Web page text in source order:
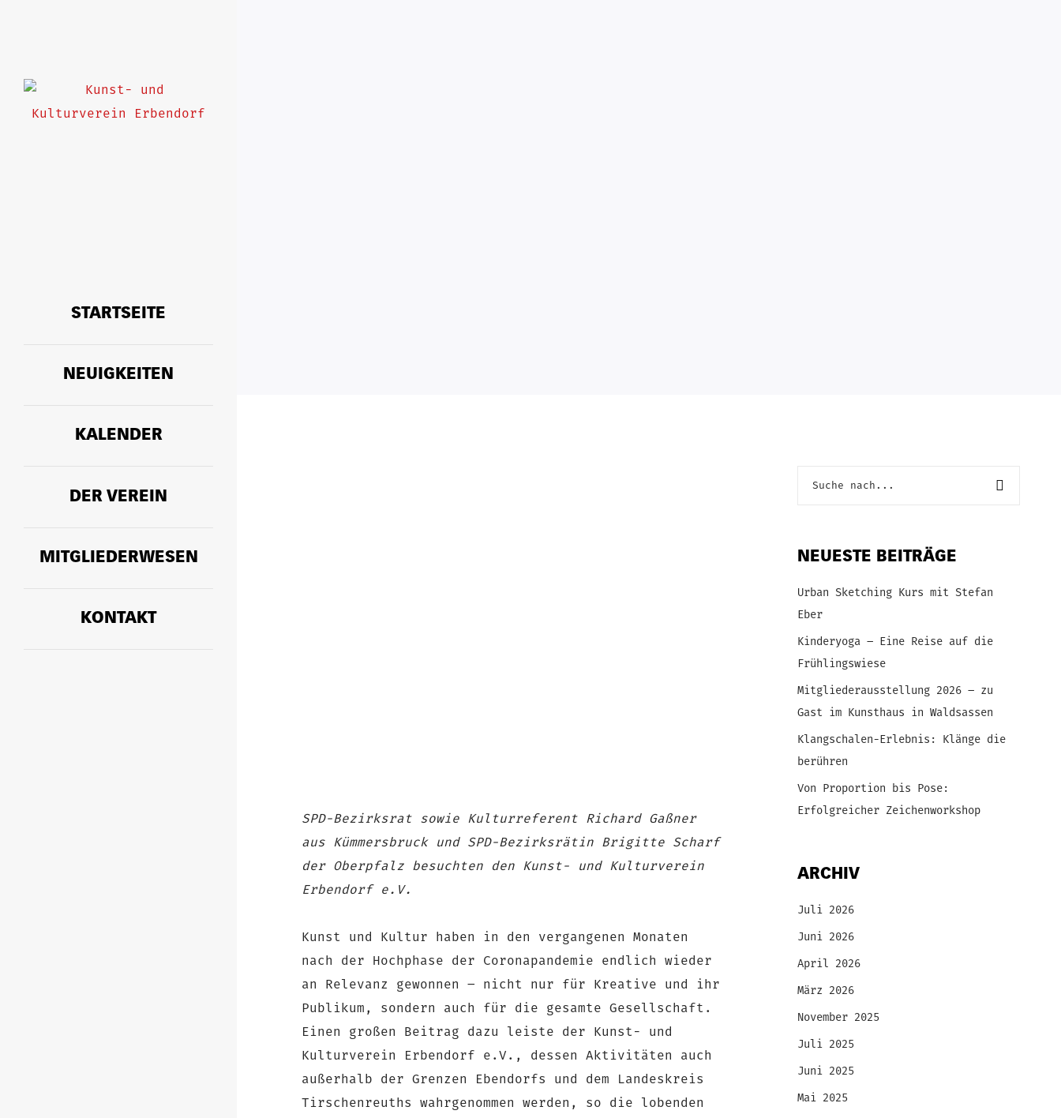
STARTSEITE
NEUIGKEITEN
KALENDER
DER VEREIN
MITGLIEDERWESEN
KONTAKT
SPD-Bezirksrat sowie Kulturreferent Richard Gaßner
aus Kümmersbruck und SPD-Bezirksrätin Brigitte Scharf
der Oberpfalz besuchten den Kunst- und Kulturverein
Erbendorf e.V.
Kunst und Kultur haben in den vergangenen Monaten
nach der Hochphase der Coronapandemie endlich wieder
an Relevanz gewonnen – nicht nur für Kreative und ihr
Publikum, sondern auch für die gesamte Gesellschaft.
Einen großen Beitrag dazu leiste der Kunst- und
Kulturverein Erbendorf e.V., dessen Aktivitäten auch
außerhalb der Grenzen Ebendorfs und dem Landeskreis
Tirschenreuths wahrgenommen werden, so die lobenden
NEUESTE BEITRÄGE
Urban Sketching Kurs mit Stefan
Eber
Kinderyoga – Eine Reise auf die
Frühlingswiese
Mitgliederausstellung 2026 – zu
Gast im Kunsthaus in Waldsassen
Klangschalen-Erlebnis: Klänge die
berühren
Von Proportion bis Pose:
Erfolgreicher Zeichenworkshop
ARCHIV
Juli 2026
Juni 2026
April 2026
März 2026
November 2025
Juli 2025
Juni 2025
Mai 2025